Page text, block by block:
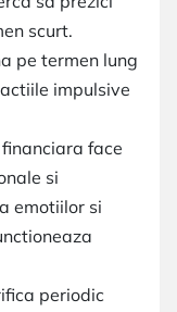
scurt.
pe termen lung
impulsive
face
si
emotiilor si
periodic